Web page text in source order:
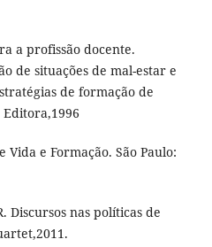
a profissão docente.
de situações de mal-estar e
de formação de
Vida e Formação. São Paulo:
Discursos nas políticas de